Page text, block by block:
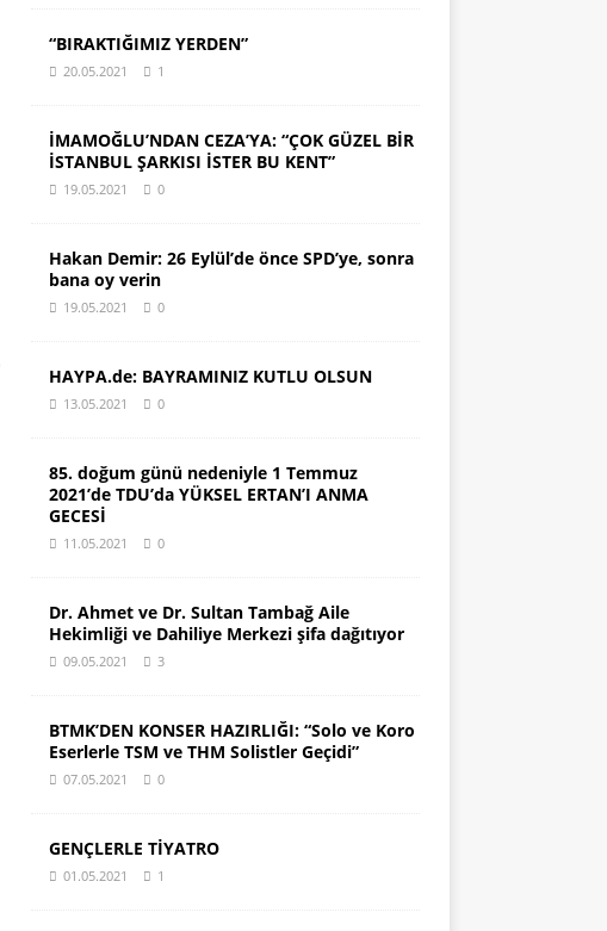
“BIRAKTIĞIMIZ YERDEN”
20.05.2021 1
İMAMOĞLU’NDAN CEZA’YA: “ÇOK GÜZEL BİR
İSTANBUL ŞARKISI İSTER BU KENT”
19.05.2021 0
Hakan Demir: 26 Eylül’de önce SPD’ye, sonra
bana oy verin
19.05.2021 0
HAYPA.de: BAYRAMINIZ KUTLU OLSUN
13.05.2021 0
85. doğum günü nedeniyle 1 Temmuz
2021’de TDU’da YÜKSEL ERTAN’I ANMA
GECESİ
11.05.2021 0
Dr. Ahmet ve Dr. Sultan Tambağ Aile
Hekimliği ve Dahiliye Merkezi şifa dağıtıyor
09.05.2021 3
BTMK’DEN KONSER HAZIRLIĞI: “Solo ve Koro
Eserlerle TSM ve THM Solistler Geçidi”
07.05.2021 0
GENÇLERLE TİYATRO
01.05.2021 1